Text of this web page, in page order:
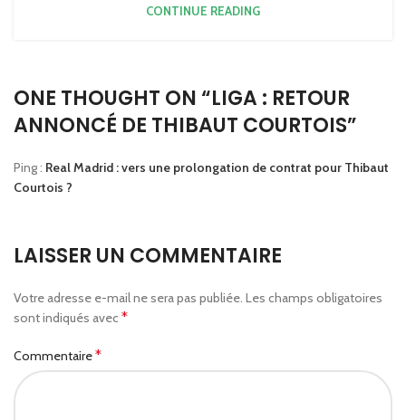
CONTINUE READING
ONE THOUGHT ON “LIGA : RETOUR
ANNONCÉ DE THIBAUT COURTOIS”
Ping : Real Madrid : vers une prolongation de contrat pour Thibaut
Courtois ?
LAISSER UN COMMENTAIRE
Votre adresse e-mail ne sera pas publiée. Les champs obligatoires
sont indiqués avec *
Commentaire*